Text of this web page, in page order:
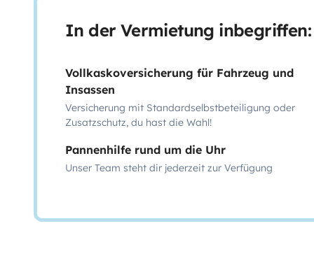
In der Vermietung inbegriffen:
Vollkaskoversicherung für Fahrzeug und
Insassen
Versicherung mit Standardselbstbeteiligung oder
Zusatzschutz, du hast die Wahl!
Pannenhilfe rund um die Uhr
Unser Team steht dir jederzeit zur Verfügung